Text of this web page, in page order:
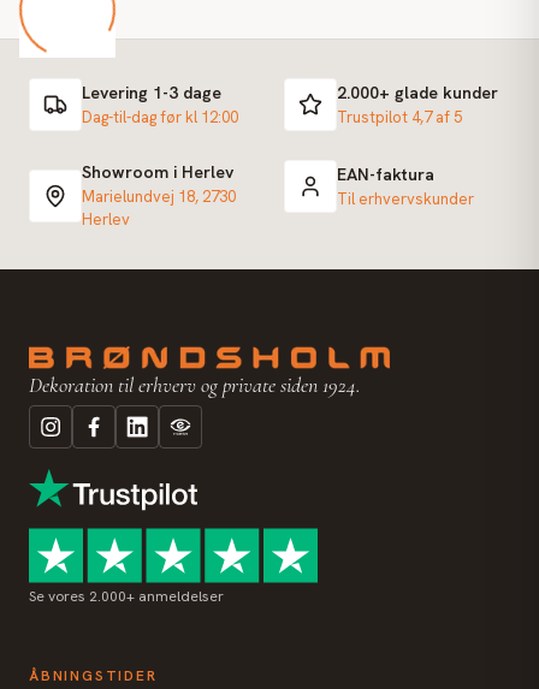
Levering 1-3 dage
Dag-til-dag før kl 12:00
2.000+ glade kunder
Trustpilot 4,7 af 5
Showroom i Herlev
Marielundvej 18, 2730
Herlev
EAN-faktura
Til erhvervskunder
Dekoration til erhverv og private siden 1924.
Se vores 2.000+ anmeldelser
ÅBNINGSTIDER